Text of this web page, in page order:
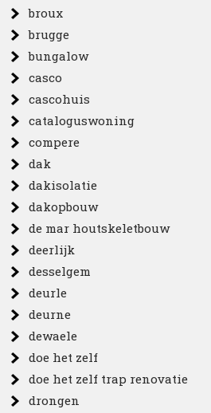
broux
brugge
bungalow
casco
cascohuis
cataloguswoning
compere
dak
dakisolatie
dakopbouw
de mar houtskeletbouw
deerlijk
desselgem
deurle
deurne
dewaele
doe het zelf
doe het zelf trap renovatie
drongen